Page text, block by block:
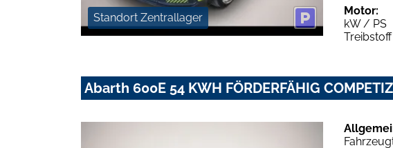
Standort Zentrallager
Motor:
kW / PS
Treibstoff
Abarth 600E 54 KWH FÖRDERFÄHIG